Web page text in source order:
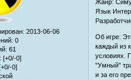
: 2013-06-06
0
61
[+0/-0]
0]
Жанр:
Язык
Об игре:
каждый из
условиях.
"Умный"
и за его